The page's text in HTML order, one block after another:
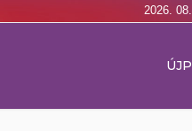
2026.